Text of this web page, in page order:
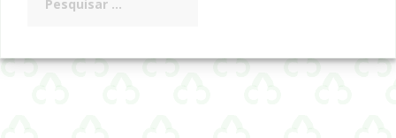
por: